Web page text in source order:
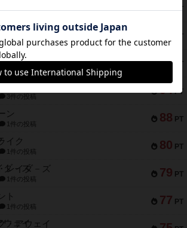
140 PT
PT
ットモンスター
4件の投稿
118 PT
ルク-オルレアン ドロー＆ライト
5件の投稿
94 PT
イン・フライト
3件の投稿
88 PT
ン
1件の投稿
80 PT
イク
1件の投稿
79 PT
レイダ－ズ
1件の投稿
77 PT
ト
1件の投稿
・アウェイ